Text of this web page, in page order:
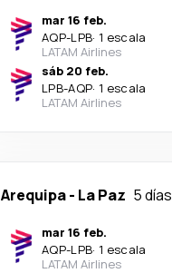
mar 16 feb.
AQP-LPB· 1 escala
LATAM Airlines
sáb 20 feb.
LPB-AQP· 1 escala
LATAM Airlines
Arequipa- La Paz 5 días
mar 16 feb.
AQP-LPB· 1 escala
LATAM Airlines